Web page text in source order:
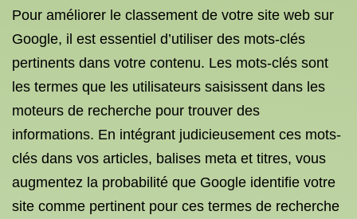
Pour améliorer le classement de votre site web sur
Google, il est essentiel d’utiliser des mots-clés
pertinents dans votre contenu. Les mots-clés sont
les termes que les utilisateurs saisissent dans les
moteurs de recherche pour trouver des
informations. En intégrant judicieusement ces mots-
clés dans vos articles, balises meta et titres, vous
augmentez la probabilité que Google identifie votre
site comme pertinent pour ces termes de recherche